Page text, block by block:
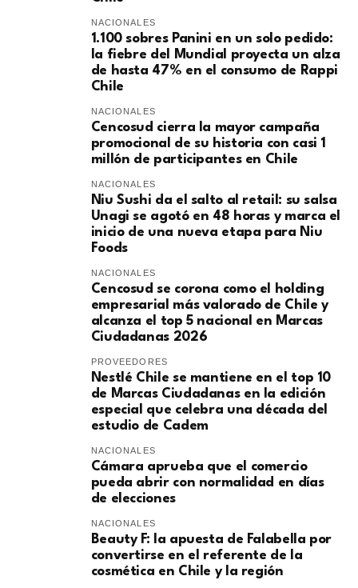
NACIONALES
1.100 sobres Panini en un solo pedido:
la fiebre del Mundial proyecta un alza
de hasta 47% en el consumo de Rappi
Chile
NACIONALES
Cencosud cierra la mayor campaña
promocional de su historia con casi 1
millón de participantes en Chile
NACIONALES
Niu Sushi da el salto al retail: su salsa
Unagi se agotó en 48 horas y marca el
inicio de una nueva etapa para Niu
Foods
NACIONALES
Cencosud se corona como el holding
empresarial más valorado de Chile y
alcanza el top 5 nacional en Marcas
Ciudadanas 2026
PROVEEDORES
Nestlé Chile se mantiene en el top 10
de Marcas Ciudadanas en la edición
especial que celebra una década del
estudio de Cadem
NACIONALES
Cámara aprueba que el comercio
pueda abrir con normalidad en días
de elecciones
NACIONALES
Beauty F: la apuesta de Falabella por
convertirse en el referente de la
cosmética en Chile y la región